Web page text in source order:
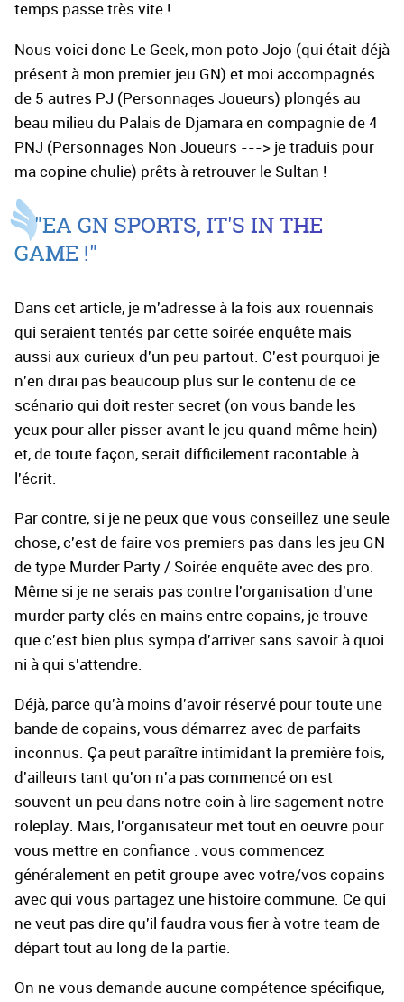
temps passe très vite !
Nous voici donc Le Geek, mon poto Jojo (qui était déjà
présent à mon premier jeu GN) et moi accompagnés
de 5 autres PJ (Personnages Joueurs) plongés au
beau milieu du Palais de Djamara en compagnie de 4
PNJ (Personnages Non Joueurs ---> je traduis pour
ma copine chulie) prêts à retrouver le Sultan !
"EA GN SPORTS, IT'S IN THE
GAME !"
Dans cet article, je m'adresse à la fois aux rouennais
qui seraient tentés par cette soirée enquête mais
aussi aux curieux d'un peu partout. C'est pourquoi je
n'en dirai pas beaucoup plus sur le contenu de ce
scénario qui doit rester secret (on vous bande les
yeux pour aller pisser avant le jeu quand même hein)
et, de toute façon, serait difficilement racontable à
l'écrit.
Par contre, si je ne peux que vous conseillez une seule
chose, c'est de faire vos premiers pas dans les jeu GN
de type Murder Party / Soirée enquête avec des pro.
Même si je ne serais pas contre l'organisation d'une
murder party clés en mains entre copains, je trouve
que c'est bien plus sympa d'arriver sans savoir à quoi
ni à qui s'attendre.
Déjà, parce qu'à moins d'avoir réservé pour toute une
bande de copains, vous démarrez avec de parfaits
inconnus. Ça peut paraître intimidant la première fois,
d'ailleurs tant qu'on n'a pas commencé on est
souvent un peu dans notre coin à lire sagement notre
roleplay. Mais, l'organisateur met tout en oeuvre pour
vous mettre en confiance : vous commencez
généralement en petit groupe avec votre/vos copains
avec qui vous partagez une histoire commune. Ce qui
ne veut pas dire qu'il faudra vous fier à votre team de
départ tout au long de la partie.
On ne vous demande aucune compétence spécifique,